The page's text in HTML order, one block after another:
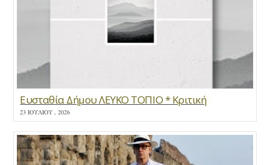
Ευσταθία Δήμου ΛΕΥΚΟ ΤΟΠΙΟ * Κριτική
23 ΙΟΥΛΊΟΥ , 2026